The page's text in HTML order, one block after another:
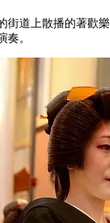
街道上散播的著
奏。